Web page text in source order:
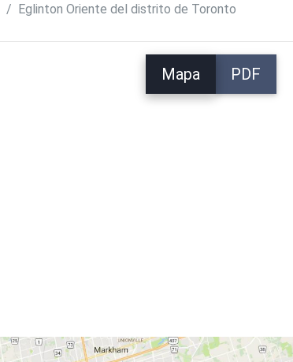
Eglinton Oriente del distrito de Toronto
Mapa PDF